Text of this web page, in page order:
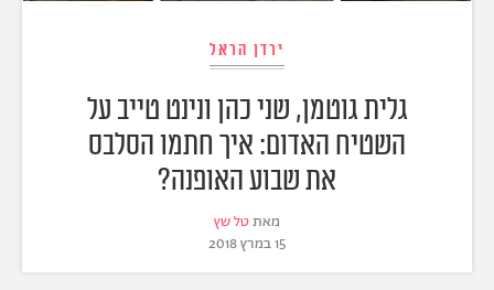
ירדן הראל
גלית גוטמן, שני כהן ונינט טייב על
השטיח האדום: איך חתמו הסלבס
את שבוע האופנה?
מאתטל שץ
15 במרץ 2018